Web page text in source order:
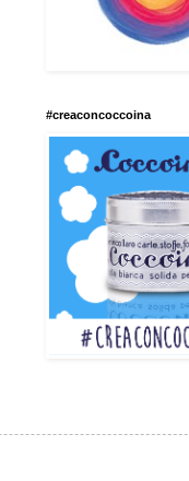
#creaconcoccoina